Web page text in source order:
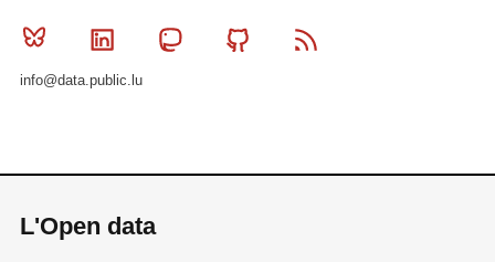
Bluesky Linkedin MastodonGithub
info@data.public.lu
L'Open data